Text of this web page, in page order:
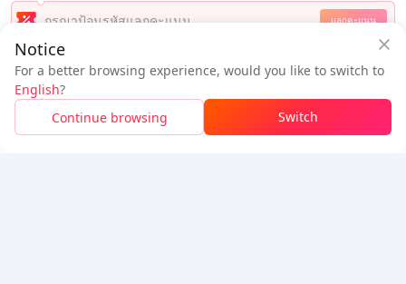
แลกคะแนน
$1.5
ผู้ใช้ใหม่: ลด
$1.6
เข้าสู่ระบบเพื่อรับส่วนลด
Notice
For a better browsing experience, would you like to switch to
English?
Continue browsing
Switch
ใช้แอป BuffBuff อัปเดตแอป Android อัตโนมัติ
ติดตามเรา
5% OFF5% OFF